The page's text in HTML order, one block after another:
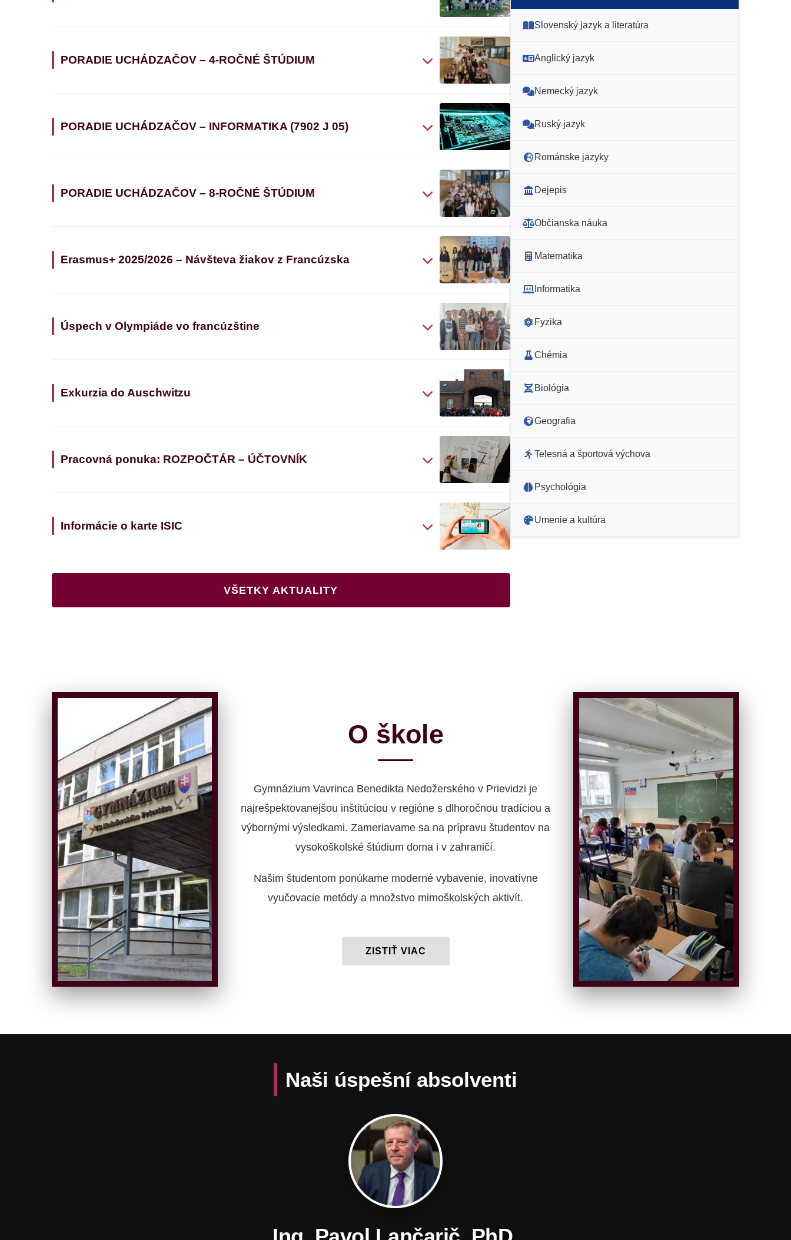
PORADIE UCHÁDZAČOV – 4-ROČNÉ ŠTÚDIUM
PORADIE UCHÁDZAČOV – INFORMATIKA (7902 J 05)
PORADIE UCHÁDZAČOV – 8-ROČNÉ ŠTÚDIUM
Erasmus+ 2025/2026 – Návšteva žiakov z Francúzska
Úspech v Olympiáde vo francúzštine
Exkurzia do Auschwitzu
Pracovná ponuka: ROZPOČTÁR – ÚČTOVNÍK
Informácie o karte ISIC
VŠETKY AKTUALITY
Slovenský jazyk a literatúra
Anglický jazyk
Nemecký jazyk
Ruský jazyk
Románske jazyky
Dejepis
Občianska náuka
Matematika
Informatika
Fyzika
Chémia
Biológia
Geografia
Telesná a športová výchova
Psychológia
Umenie a kultúra
O škole
Gymnázium Vavrinca Benedikta Nedožerského v Prievidzi je
najrešpektovanejšou inštitúciou v regióne s dlhoročnou tradíciou a
výbornými výsledkami. Zameriavame sa na prípravu študentov na
vysokoškolské štúdium doma i v zahraničí.
Našim študentom ponúkame moderné vybavenie, inovatívne
vyučovacie metódy a množstvo mimoškolských aktivít.
ZISTIŤ VIAC
Naši úspešní absolventi